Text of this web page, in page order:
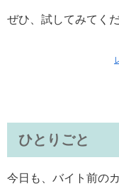
ぜひ、試してみてく
ひとりごと
今日も、バイト前の